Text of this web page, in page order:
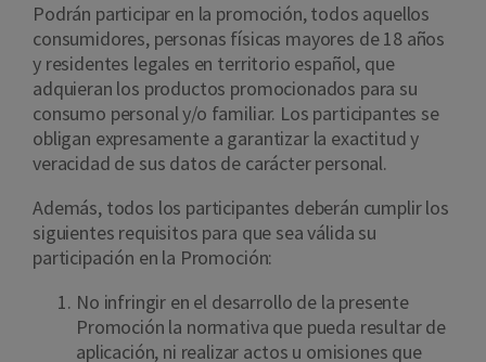
Podrán participar en la promoción, todos aquellos
consumidores, personas físicas mayores de 18 años
y residentes legales en territorio español, que
adquieran los productos promocionados para su
consumo personal y/o familiar. Los participantes se
obligan expresamente a garantizar la exactitud y
veracidad de sus datos de carácter personal.
Además, todos los participantes deberán cumplir los
siguientes requisitos para que sea válida su
participación en la Promoción:
No infringir en el desarrollo de la presente
Promoción la normativa que pueda resultar de
aplicación, ni realizar actos u omisiones que